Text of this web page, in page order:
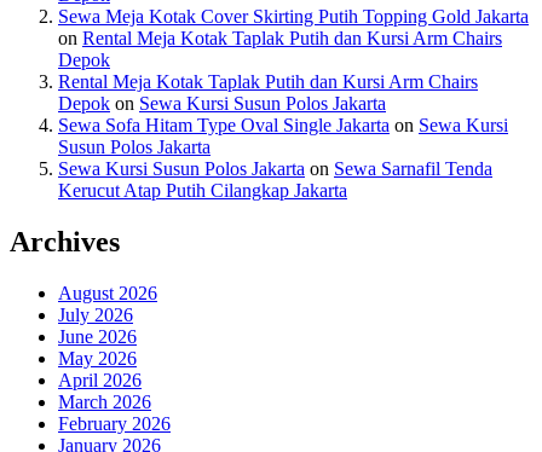
Sewa Meja Kotak Cover Skirting Putih Topping Gold Jakarta
on Rental Meja Kotak Taplak Putih dan Kursi Arm Chairs
Depok
Rental Meja Kotak Taplak Putih dan Kursi Arm Chairs
Depok on Sewa Kursi Susun Polos Jakarta
Sewa Sofa Hitam Type Oval Single Jakarta on Sewa Kursi
Susun Polos Jakarta
Sewa Kursi Susun Polos Jakarta on Sewa Sarnafil Tenda
Kerucut Atap Putih Cilangkap Jakarta
Archives
August 2026
July 2026
June 2026
May 2026
April 2026
March 2026
February 2026
January 2026